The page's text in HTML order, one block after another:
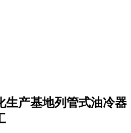
生产基地列管式油冷器